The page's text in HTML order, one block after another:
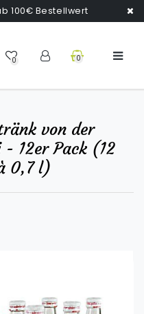
100€ Bestellwert
0 0
von der
- 12er Pack (12
0,7 l)